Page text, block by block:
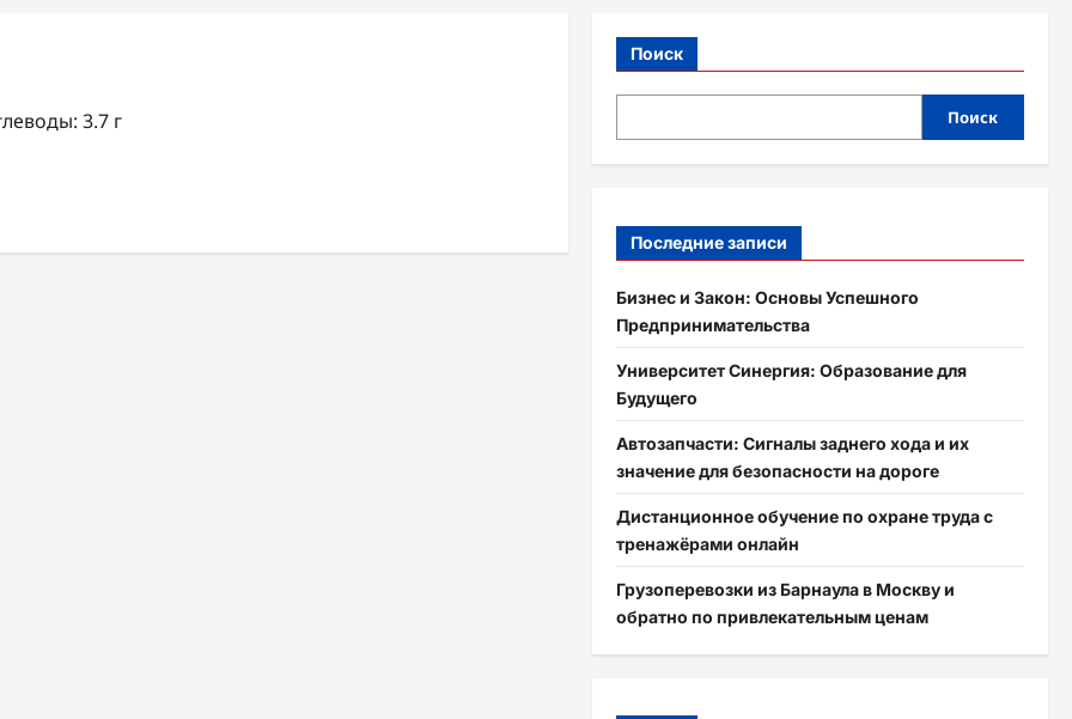
3.7 г
Поиск
Поиск
Последние записи
Бизнес и Закон: Основы Успешного
Предпринимательства
Университет Синергия: Образование для
Будущего
Автозапчасти: Сигналы заднего хода и их
значение для безопасности на дороге
Дистанционное обучение по охране труда с
тренажёрами онлайн
Грузоперевозки из Барнаула в Москву и
обратно по привлекательным ценам